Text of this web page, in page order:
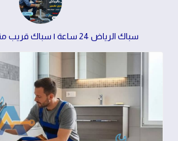
سباك الرياض 24 ساعة | سباك قريب منك بخدمة فورية